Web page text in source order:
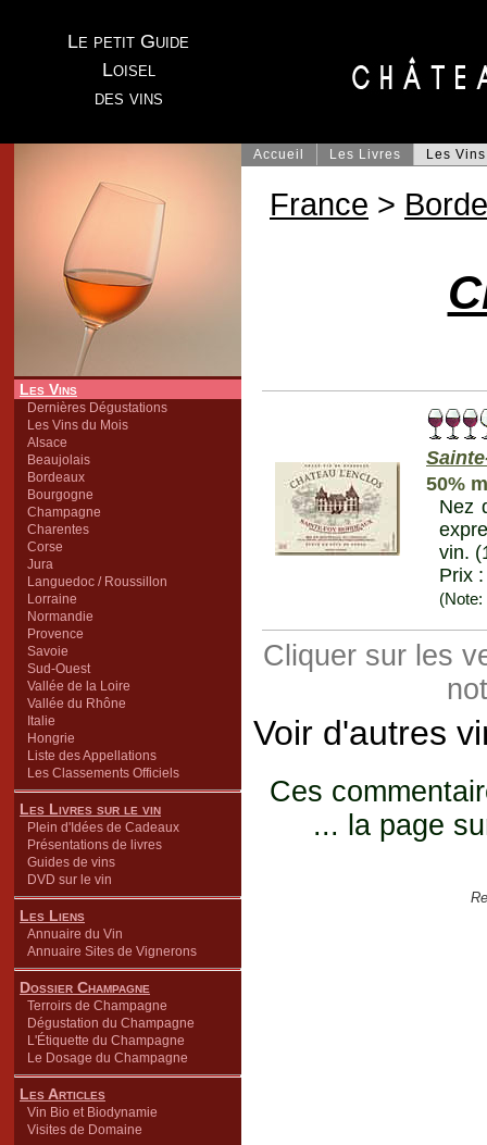
Le petit Guide
Loisel
des vins
Les Vins
Dernières Dégustations
Les Vins du Mois
Alsace
Beaujolais
Bordeaux
Bourgogne
Champagne
Charentes
Corse
Jura
Languedoc / Roussillon
Lorraine
Normandie
Provence
Savoie
Sud-Ouest
Vallée de la Loire
Vallée du Rhône
Italie
Hongrie
Liste des Appellations
Les Classements Officiels
Les Livres sur le vin
Plein d'Idées de Cadeaux
Présentations de livres
Guides de vins
DVD sur le vin
Les Liens
Annuaire du Vin
Annuaire Sites de Vignerons
Dossier Champagne
Terroirs de Champagne
Dégustation du Champagne
L'Étiquette du Champagne
Le Dosage du Champagne
Les Articles
Vin Bio et Biodynamie
Visites de Domaine
Accueil Les Livres Les Vins
France >
50%
Nez
vin.
Prix :
Cliquer sur les
Voir d'autres
Ces
... la page